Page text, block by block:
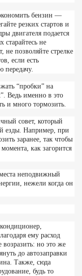
бензин —
резких стартов и
двигателя подается
старайтесь не
позволяйте стрелке
если есть
передачу.
“пробки” на
Ведь именно в это
и много тормозить.
совет, который
езды. Например, при
заранее, так чтобы
как загорится
неподвижный
нежели когда он
ему расход
но это же
до автозаправки
Также, сюда
будь то